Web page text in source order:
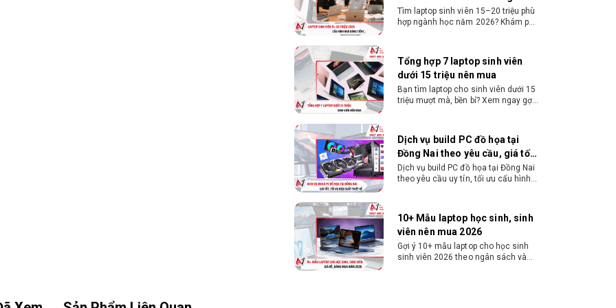
Tình trạng Tray New
Bảo hành
Tiền?
Tìm laptop sinh viên 15–20 triệu phù
hợp ngành học năm 2026? Khám phá
Tổng hợp 7 laptop sinh viên
dưới 15 triệu nên mua
Bạn tìm laptop cho sinh viên dưới 15
triệu mượt mà, bền bỉ? Xem ngay gợi
Dịch vụ build PC đồ họa tại
Đồng Nai theo yêu cầu, giá tốt,
uy tín
Dịch vụ build PC đồ họa tại Đồng Nai
theo yêu cầu uy tín, tối ưu cấu hình
tiết ngay.
10+ Mẫu laptop học sinh, sinh
viên nên mua 2026
Gợi ý 10+ mẫu laptop cho học sinh
sinh viên 2026 theo ngân sách và